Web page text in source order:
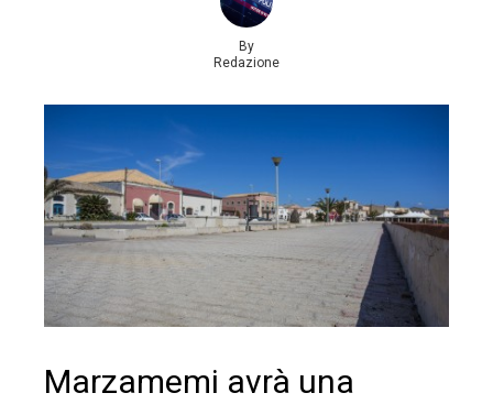
By
Redazione
Marzamemi avrà una